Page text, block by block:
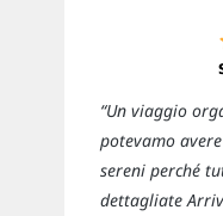
“Un viaggio
potevamo
sereni perché
dettagliate